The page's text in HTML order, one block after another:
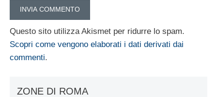
Questo sito utilizza Akismet per ridurre lo spam.
Scopri come vengono elaborati i dati derivati dai
commenti.
ZONE DI ROMA